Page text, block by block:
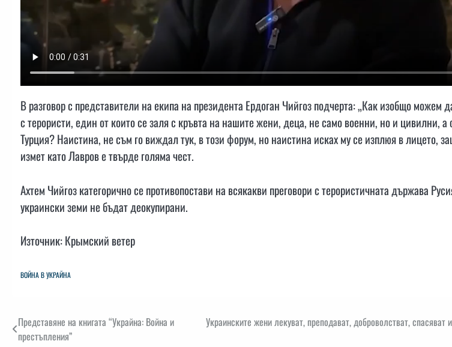
В разговор с представители на екипа на президента Ердоган Чийгоз подчерта: „Как изобщо можем
с терористи, един от които се заля с кръвта на нашите жени, деца, не само военни, но и цивилни, а
Турция? Наистина, не съм го виждал тук, в този форум, но наистина исках му се изплюя в лицето,
измет като Лавров е твърде голяма чест.
Ахтем Чийгоз категорично се противопостави на всякакви преговори с терористичната държава
украински земи не бъдат деокупирани.
Източник: Крымский ветер
ВОЙНА В УКРАЙНА
Навигация
Представяне на книгата “Украйна: Война и
престъпления”
Украинските жени лекуват, преподават, доброволстват, спасяват